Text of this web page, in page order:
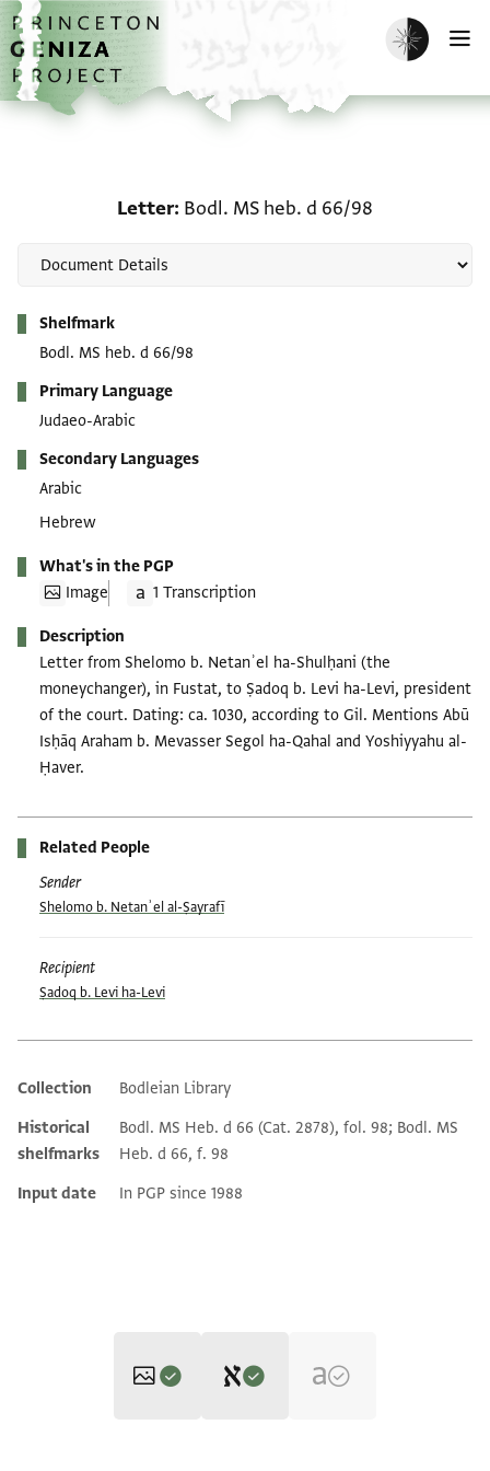
Skip to main content
home
Enable dark
Letter Bodl. MS heb. d 66/98
Shelfmark
Bodl. MS heb. d 66/98
Primary Language
Judaeo-Arabic
Secondary Languages
Arabic
Hebrew
What's in the PGP
Image
1 Transcription
Description
Letter from Shelomo b. Netanʾel ha-Shulḥani (the
moneychanger), in Fustat, to Ṣadoq b. Levi ha-Levi, president
of the court. Dating: ca. 1030, according to Gil. Mentions Abū
Isḥāq Araham b. Mevasser Segol ha-Qahal and Yoshiyyahu al-
Ḥaver.
Related People
Sender
Shelomo b. Netanʾel al-Ṣayrafī
Recipient
Ṣadoq b. Levi ha-Levi
Additional metadata
Collection
Bodleian Library
Historical
shelfmarks
Bodl. MS Heb. d 66 (Cat. 2878), fol. 98; Bodl. MS
Heb. d 66, f. 98
Input date
In PGP since 1988